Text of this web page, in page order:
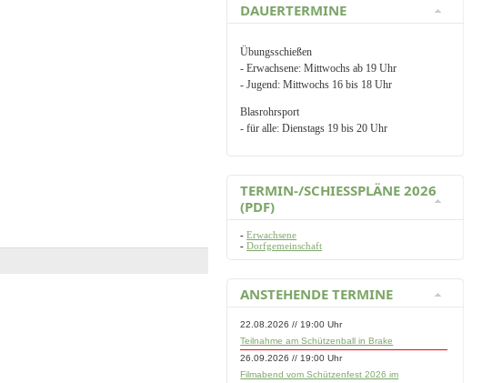
DAUERTERMINE
Übungsschießen
- Erwachsene: Mittwochs ab 19 Uhr
- Jugend: Mittwochs 16 bis 18 Uhr
Blasrohrsport
- für alle: Dienstags 19 bis 20 Uhr
TERMIN-/SCHIESSPLÄNE 2026 (
PDF)
-Erwachsene
-Dorfgemeinschaft
ANSTEHENDE TERMINE
22.08.2026 // 19:00 Uhr
Teilnahme am Schützenball in Brake
26.09.2026 // 19:00 Uhr
Filmabend vom Schützenfest 2026 im